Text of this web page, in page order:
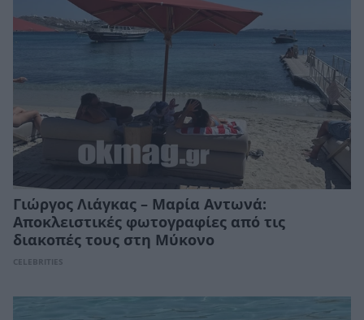
Γιώργος Λιάγκας – Μαρία Αντωνά:
Αποκλειστικές φωτογραφίες από τις
διακοπές τους στη Μύκονο
CELEBRITIES